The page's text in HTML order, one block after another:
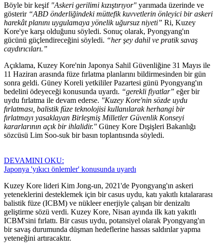
Böyle bir keşif "Askeri gerilimi kızıştırıyor" yarımada üzerinde ve
gösterir “ABD önderliğindeki müttefik kuvvetlerin önleyici bir askeri
harekât planını uygulamaya yönelik uğursuz niyeti” Ri, Kuzey
Kore'ye karşı olduğunu söyledi. Sonuç olarak, Pyongyang'ın
gücünü güçlendireceğini söyledi. “her şey dahil ve pratik savaş
caydırıcıları.”
Açıklama, Kuzey Kore'nin Japonya Sahil Güvenliğine 31 Mayıs ile
11 Haziran arasında füze fırlatma planlarını bildirmesinden bir gün
sonra geldi. Güney Koreli yetkililer Pazartesi günü Pyongyang'ın
bedelini ödeyeceği konusunda uyardı. “gerekli fiyatlar” eğer bir
uydu fırlatma ile devam ederse. "Kuzey Kore'nin sözde uydu
fırlatması, balistik füze teknolojisi kullanılarak herhangi bir
fırlatmayı yasaklayan Birleşmiş Milletler Güvenlik Konseyi
kararlarının açık bir ihlalidir." Güney Kore Dışişleri Bakanlığı
sözcüsü Lim Soo-suk bir basın toplantısında söyledi.
DEVAMINI OKU:
Japonya 'yıkıcı önlemler' konusunda uyardı
Kuzey Kore lideri Kim Jong-un, 2021'de Pyongyang'ın askeri
yeteneklerini desteklemek için bir casus uydu, katı yakıtlı kıtalararası
balistik füze (ICBM) ve nükleer enerjiyle çalışan bir denizaltı
geliştirme sözü verdi. Kuzey Kore, Nisan ayında ilk katı yakıtlı
ICBM'sini fırlattı. Bir casus uydu, potansiyel olarak Pyongyang'ın
bir savaş durumunda düşman hedeflerine hassas saldırılar yapma
yeteneğini artıracaktır.